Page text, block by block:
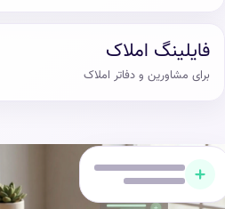
فایلینگ املاک
برای مشاورین و دفاتر املاک